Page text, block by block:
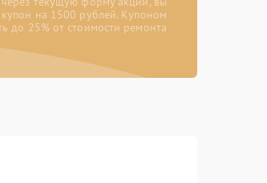
купон на 1500 рублей. Купоном
до 25% от стоимости ремонта